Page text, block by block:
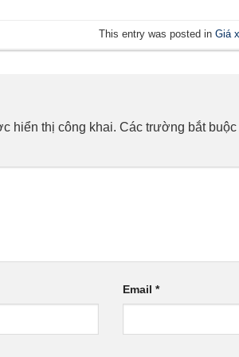
This entry was posted in Giá
hiển thị công khai. Các trường bắt
Email*